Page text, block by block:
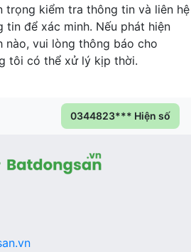
trọng kiểm tra thông tin và liên hệ
để xác minh. Nếu phát hiện
nào, vui lòng thông báo cho
tôi có thể xử lý kịp thời.
0344823*** Hiện số